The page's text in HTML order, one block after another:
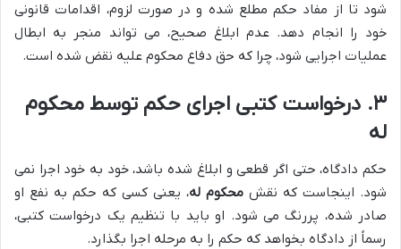
شود تا از مفاد حکم مطلع شده و در صورت لزوم، اقدامات قانونی
خود را انجام دهد. عدم ابلاغ صحیح، می تواند منجر به ابطال
عملیات اجرایی شود، چرا که حق دفاع محکوم علیه نقض شده است.
۳. درخواست کتبی اجرای حکم توسط محکوم
له
حکم دادگاه، حتی اگر قطعی و ابلاغ شده باشد، خود به خود اجرا نمی
شود. اینجاست که نقش محکوم له، یعنی کسی که حکم به نفع او
صادر شده، پررنگ می شود. او باید با تنظیم یک درخواست کتبی،
رسماً از دادگاه بخواهد که حکم را به مرحله اجرا بگذارد.